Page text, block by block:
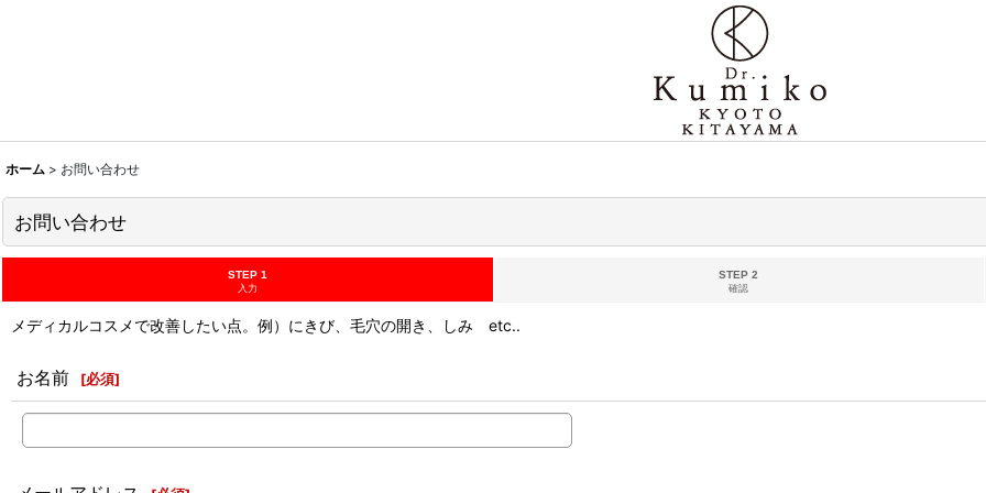
ホーム > お問い合わせ
お問い合わせ
STEP 1
入力
STEP 2
確認
メディカルコスメで改善したい点。例）にきび、毛穴の開き、しみ etc..
お名前 [必須]